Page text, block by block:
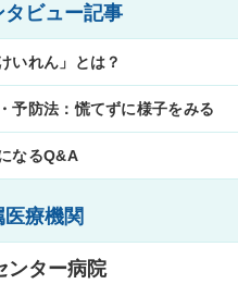
ビュー記事
いれん」とは？
予防法：慌てずに様子をみる
なるQ&A
療機関
ンター病院